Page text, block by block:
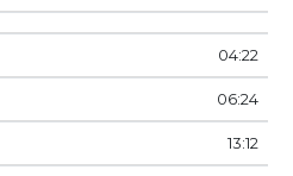
04:22
06:24
13:12